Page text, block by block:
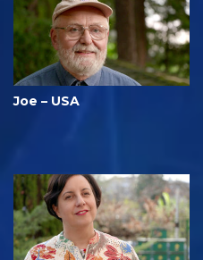
Joe – USA